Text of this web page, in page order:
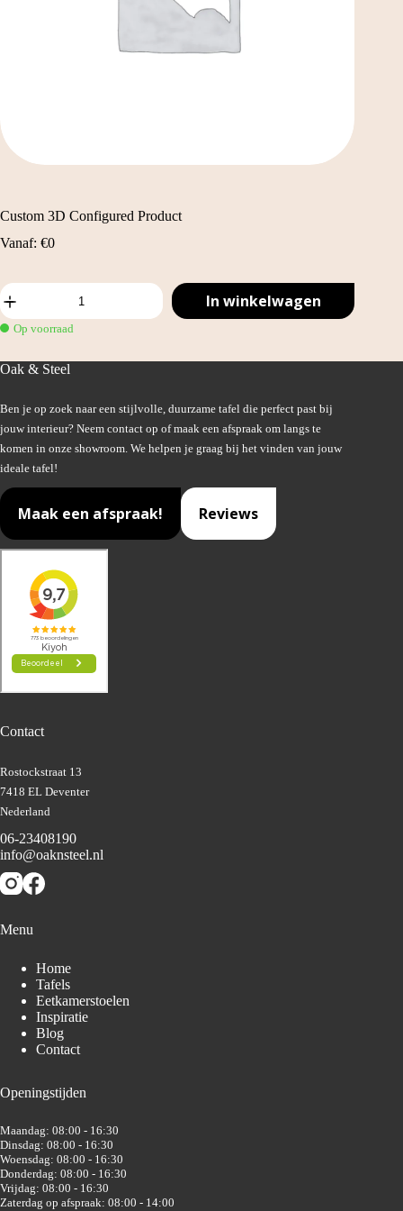
Custom 3D Configured Product
Vanaf: €0
Custom
3D
Configured
Product
In winkelwagen
Op voorraad
Oak & Steel
Ben je op zoek naar een stijlvolle, duurzame tafel die perfect past bij
jouw interieur? Neem contact op of maak een afspraak om langs te
komen in onze showroom. We helpen je graag bij het vinden van jouw
ideale tafel!
Maak een afspraak! Reviews
Contact
Rostockstraat 13
7418 EL Deventer
Nederland
06-23408190
info@oaknsteel.nl
Menu
Home
Tafels
Eetkamerstoelen
Inspiratie
Blog
Contact
Openingstijden
Maandag: 08:00 - 16:30
Dinsdag: 08:00 - 16:30
Woensdag: 08:00 - 16:30
Donderdag: 08:00 - 16:30
Vrijdag: 08:00 - 16:30
Zaterdag op afspraak: 08:00 - 14:00